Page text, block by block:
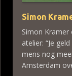
Simon
Simon Kramer
atelier: “Je
mens nog
Amsterdam